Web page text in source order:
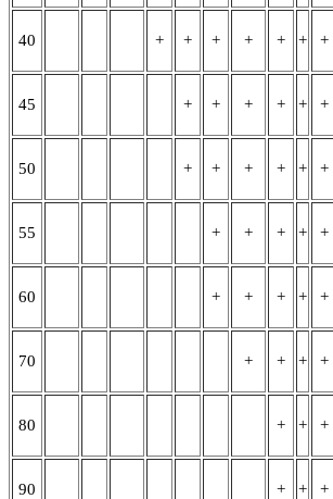
40 + + + + + + +
45 + + + + + +
50 + + + + + +
55 + + + + +
60 + + + + +
70 + + + +
80 + + +
90 + + +